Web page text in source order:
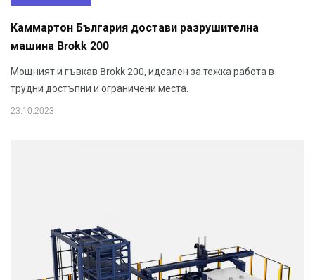
Каммартон България достави разрушителна
машина Brokk 200
Мощният и гъвкав Brokk 200, идеален за тежка работа в
трудни достъпни и ограничени места.
23.10.2023